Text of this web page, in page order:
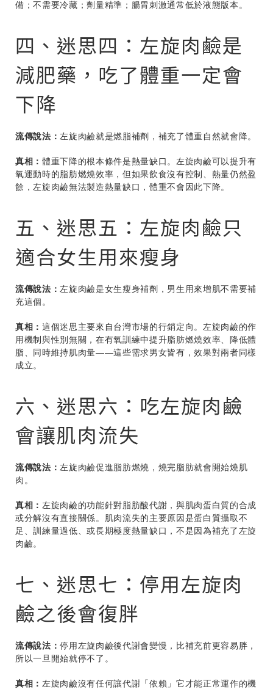
備；不需要冷藏；劑量精準；腸胃刺激通常低於液態版本。
四、迷思四：左旋肉鹼是
減肥藥，吃了體重一定會
下降
流傳說法： 左旋肉鹼就是燃脂補劑，補充了體重自然就會降。
真相： 體重下降的根本條件是熱量缺口。左旋肉鹼可以提升有
氧運動時的脂肪燃燒效率，但如果飲食沒有控制、熱量仍然盈
餘，左旋肉鹼無法製造熱量缺口，體重不會因此下降。
五、迷思五：左旋肉鹼只
適合女生用來瘦身
流傳說法： 左旋肉鹼是女生瘦身補劑，男生用來增肌不需要補
充這個。
真相： 這個迷思主要來自台灣市場的行銷定向。左旋肉鹼的作
用機制與性別無關，在有氧訓練中提升脂肪燃燒效率、降低體
脂、同時維持肌肉量——這些需求男女皆有，效果對兩者同樣
成立。
六、迷思六：吃左旋肉鹼
會讓肌肉流失
流傳說法： 左旋肉鹼促進脂肪燃燒，燒完脂肪就會開始燒肌
肉。
真相： 左旋肉鹼的功能針對脂肪酸代謝，與肌肉蛋白質的合成
或分解沒有直接關係。肌肉流失的主要原因是蛋白質攝取不
足、訓練量過低、或長期極度熱量缺口，不是因為補充了左旋
肉鹼。
七、迷思七：停用左旋肉
鹼之後會復胖
流傳說法：停用左旋肉鹼後代謝會變慢，比補充前更容易胖，
所以一旦開始就停不了。
真相： 左旋肉鹼沒有任何讓代謝「依賴」它才能正常運作的機